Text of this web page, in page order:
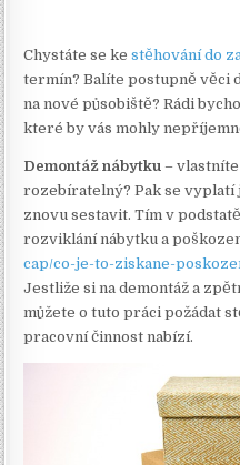
Chystáte se kestěhování do
termín? Balíte postupně věci
na nové působiště? Rádi
které by vás mohly
Demontáž nábytku –
rozebíratelný? Pak se vyplatí
znovu sestavit. Tím v
rozviklání nábytku a
cap/co-je-to-ziskane-
Jestliže si na demontáž a
můžete o tuto práci požádat
pracovní činnost nabízí.